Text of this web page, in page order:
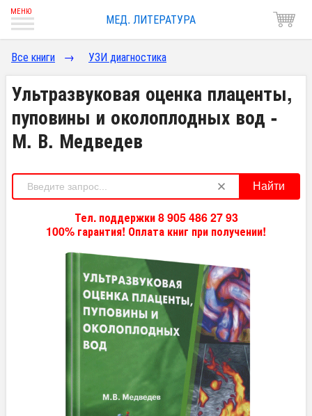
МЕД. ЛИТЕРАТУРА
Все книги → УЗИ диагностика
Ультразвуковая оценка плаценты,
пуповины и околоплодных вод -
М. В. Медведев
Найти
Тел. поддержки 8 905 486 27 93
100% гарантия! Оплата книг при получении!